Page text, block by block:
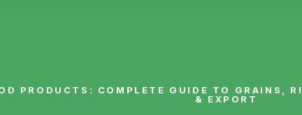
PRODUCTS: COMPLETE GUIDE TO GRAINS,
& EXPORT